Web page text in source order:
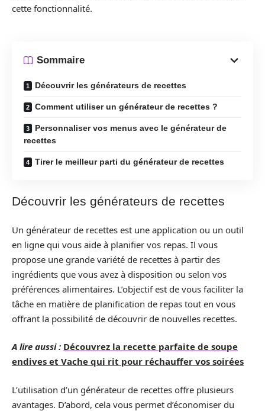
cette fonctionnalité.
Sommaire
Découvrir les générateurs de recettes
Comment utiliser un générateur de recettes ?
Personnaliser vos menus avec le générateur de
recettes
Tirer le meilleur parti du générateur de recettes
Découvrir les générateurs de recettes
Un générateur de recettes est une application ou un outil
en ligne qui vous aide à planifier vos repas. Il vous
propose une grande variété de recettes à partir des
ingrédients que vous avez à disposition ou selon vos
préférences alimentaires. L’objectif est de vous faciliter la
tâche en matière de planification de repas tout en vous
offrant la possibilité de découvrir de nouvelles recettes.
A lire aussi : Découvrez la recette parfaite de soupe
endives et Vache qui rit pour réchauffer vos soirées
L’utilisation d’un générateur de recettes offre plusieurs
avantages. D’abord, cela vous permet d’économiser du